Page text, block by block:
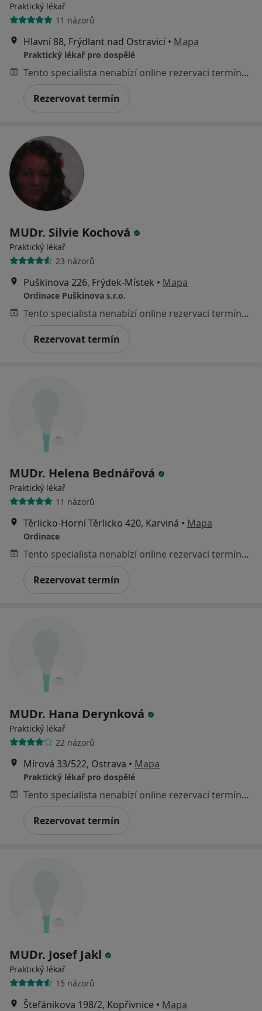
Praktický lékař
11 názorů
Hlavní 88, Frýdlant nad Ostravicí • Mapa
Praktický lékař pro dospělé
Tento specialista nenabízí online rezervaci termínu na této adrese.
Rezervovat termín
MUDr. Silvie Kochová
Praktický lékař
23 názorů
Puškinova 226, Frýdek-Místek • Mapa
Ordinace Puškinova s.r.o.
Tento specialista nenabízí online rezervaci termínu na této adrese.
Rezervovat termín
MUDr. Helena Bednářová
Praktický lékař
11 názorů
Těrlicko-Horní Těrlicko 420, Karviná • Mapa
Ordinace
Tento specialista nenabízí online rezervaci termínu na této adrese.
Rezervovat termín
MUDr. Hana Derynková
Praktický lékař
22 názorů
Mírová 33/522, Ostrava • Mapa
Praktický lékař pro dospělé
Tento specialista nenabízí online rezervaci termínu na této adrese.
Rezervovat termín
MUDr. Josef Jakl
Praktický lékař
15 názorů
Štefánikova 198/2, Kopřivnice • Mapa